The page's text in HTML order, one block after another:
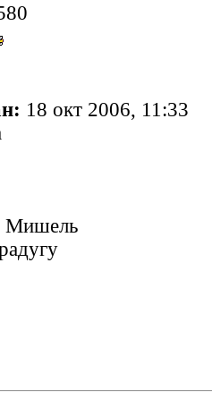
18 окт 2006, 11:33
Мишель